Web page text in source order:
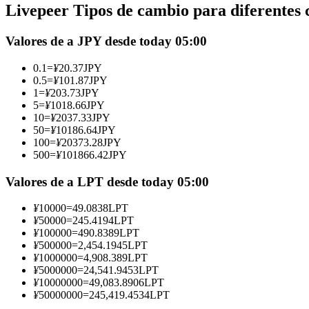
Futuros que utilizan USDC como garantía
Copiar Trading
Únete a los mejores traders
Livepeer Tipos de cambio para diferentes
Valores de a JPY desde today 05:00
0.1=¥20.37JPY
0.5=¥101.87JPY
1=¥203.73JPY
5=¥1018.66JPY
10=¥2037.33JPY
50=¥10186.64JPY
100=¥20373.28JPY
500=¥101866.42JPY
Valores de a LPT desde today 05:00
¥10000=49.0838LPT
¥50000=245.4194LPT
¥100000=490.8389LPT
¥500000=2,454.1945LPT
¥1000000=4,908.389LPT
¥5000000=24,541.9453LPT
¥10000000=49,083.8906LPT
¥50000000=245,419.4534LPT